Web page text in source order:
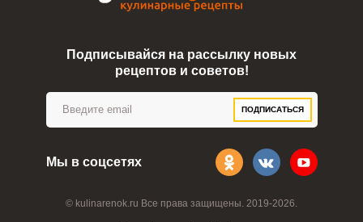
© kulinarenok.ru Все права защищены. 2019-2026.
Подписывайся на рассылку новых
рецептов и советов!
ПОДПИСАТЬСЯ
Мы в соцсетях